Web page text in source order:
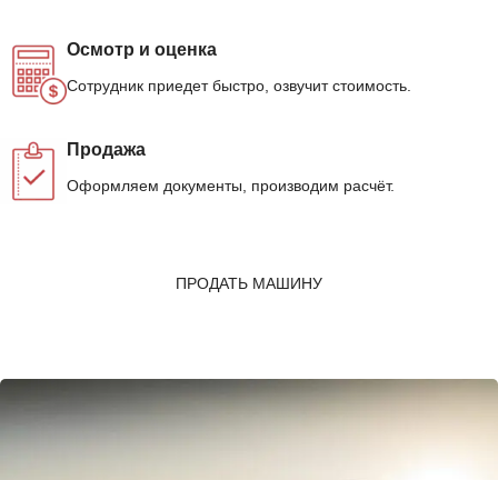
Осмотр и оценка
Сотрудник приедет быстро, озвучит стоимость.
Продажа
Оформляем документы, производим расчёт.
ПРОДАТЬ МАШИНУ